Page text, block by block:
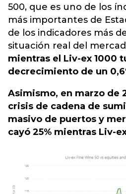
500, que es uno de los
más importantes de
de los indicadores más
situación real del
mientras el Liv-ex 1000
decrecimiento de un
Asimismo, en marzo de
crisis de cadena de
masivo de puertos y
cayó 25% mientras Liv-